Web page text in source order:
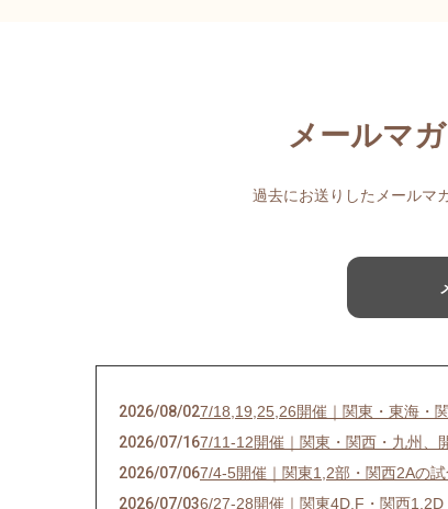
メールマ
過去にお送りしたメールマ
2026/08/027/18,19,25,26開催｜関東・東海・
2026/07/167/11-12開催｜関東・関西・九州、
2026/07/067/4-5開催｜関東1,2部・関西2Aの
2026/07/036/27-28開催｜関東4D,F・関西1,2D